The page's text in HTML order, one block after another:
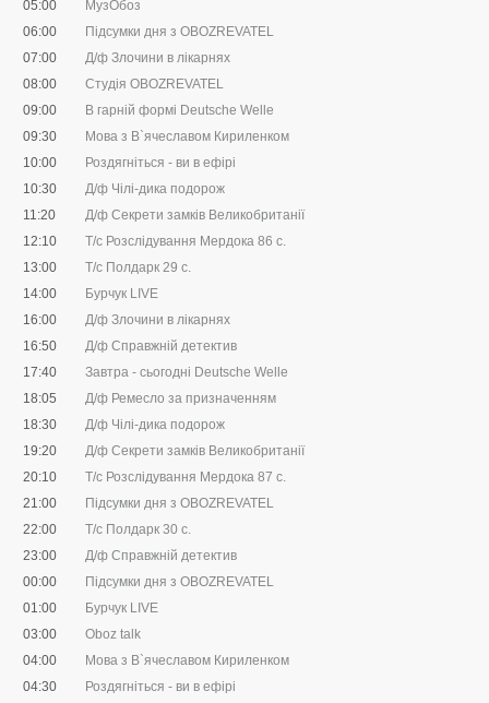
05:00
МузОбоз
06:00
Підсумки дня з OBOZREVATEL
07:00
Д/ф Злочини в лікарнях
08:00
Студія OBOZREVATEL
09:00
В гарній формі Deutsche Welle
09:30
Мова з В`ячеславом Кириленком
10:00
Роздягніться - ви в ефірі
10:30
Д/ф Чілі-дика подорож
11:20
Д/ф Секрети замків Великобританії
12:10
Т/с Розслідування Мердока 86 с.
13:00
Т/с Полдарк 29 с.
14:00
Бурчук LIVE
16:00
Д/ф Злочини в лікарнях
16:50
Д/ф Справжній детектив
17:40
Завтра - сьогодні Deutsche Welle
18:05
Д/ф Ремесло за призначенням
18:30
Д/ф Чілі-дика подорож
19:20
Д/ф Секрети замків Великобританії
20:10
Т/с Розслідування Мердока 87 с.
21:00
Підсумки дня з OBOZREVATEL
22:00
Т/с Полдарк 30 с.
23:00
Д/ф Справжній детектив
00:00
Підсумки дня з OBOZREVATEL
01:00
Бурчук LIVE
03:00
Oboz talk
04:00
Мова з В`ячеславом Кириленком
04:30
Роздягніться - ви в ефірі